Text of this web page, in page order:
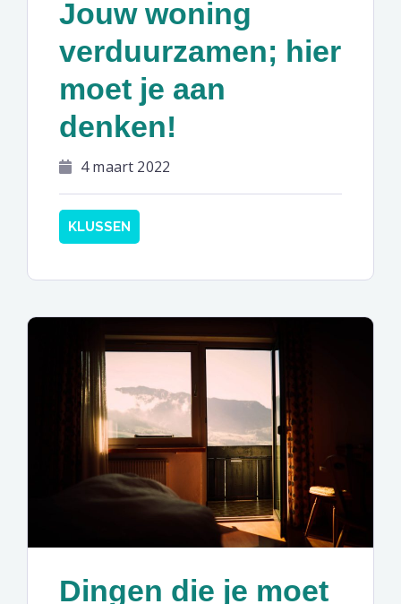
Jouw woning
verduurzamen; hier
moet je aan
denken!
4 maart 2022
KLUSSEN
Dingen die je moet